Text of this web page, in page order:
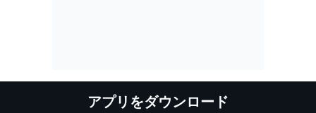
アプリをダウンロード